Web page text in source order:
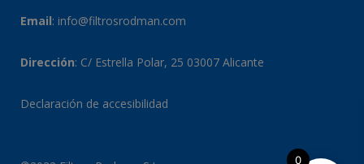
Email: info@filtrosrodman.com
Dirección: C/ Estrella Polar, 25 03007 Alicante
Declaración de accesibilidad
0